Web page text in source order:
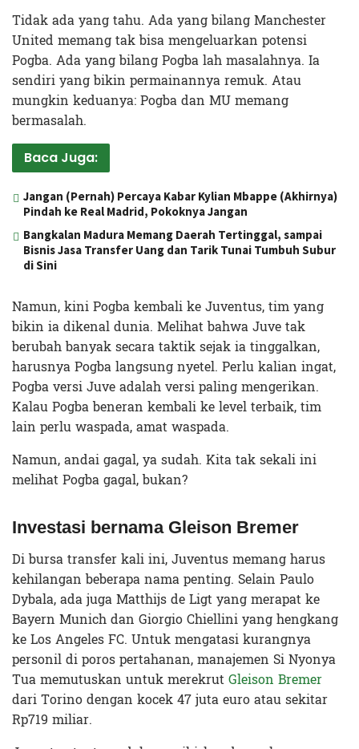
Tidak ada yang tahu. Ada yang bilang Manchester
United memang tak bisa mengeluarkan potensi
Pogba. Ada yang bilang Pogba lah masalahnya. Ia
sendiri yang bikin permainannya remuk. Atau
mungkin keduanya: Pogba dan MU memang
bermasalah.
Baca Juga:
Jangan (Pernah) Percaya Kabar Kylian Mbappe (Akhirnya)
Pindah ke Real Madrid, Pokoknya Jangan
Bangkalan Madura Memang Daerah Tertinggal, sampai
Bisnis Jasa Transfer Uang dan Tarik Tunai Tumbuh Subur
di Sini
Namun, kini Pogba kembali ke Juventus, tim yang
bikin ia dikenal dunia. Melihat bahwa Juve tak
berubah banyak secara taktik sejak ia tinggalkan,
harusnya Pogba langsung nyetel. Perlu kalian ingat,
Pogba versi Juve adalah versi paling mengerikan.
Kalau Pogba beneran kembali ke level terbaik, tim
lain perlu waspada, amat waspada.
Namun, andai gagal, ya sudah. Kita tak sekali ini
melihat Pogba gagal, bukan?
Investasi bernama Gleison Bremer
Di bursa transfer kali ini, Juventus memang harus
kehilangan beberapa nama penting. Selain Paulo
Dybala, ada juga Matthijs de Ligt yang merapat ke
Bayern Munich dan Giorgio Chiellini yang hengkang
ke Los Angeles FC. Untuk mengatasi kurangnya
personil di poros pertahanan, manajemen Si Nyonya
Tua memutuskan untuk merekrutGleison Bremer
dari Torino dengan kocek 47 juta euro atau sekitar
Rp719 miliar.